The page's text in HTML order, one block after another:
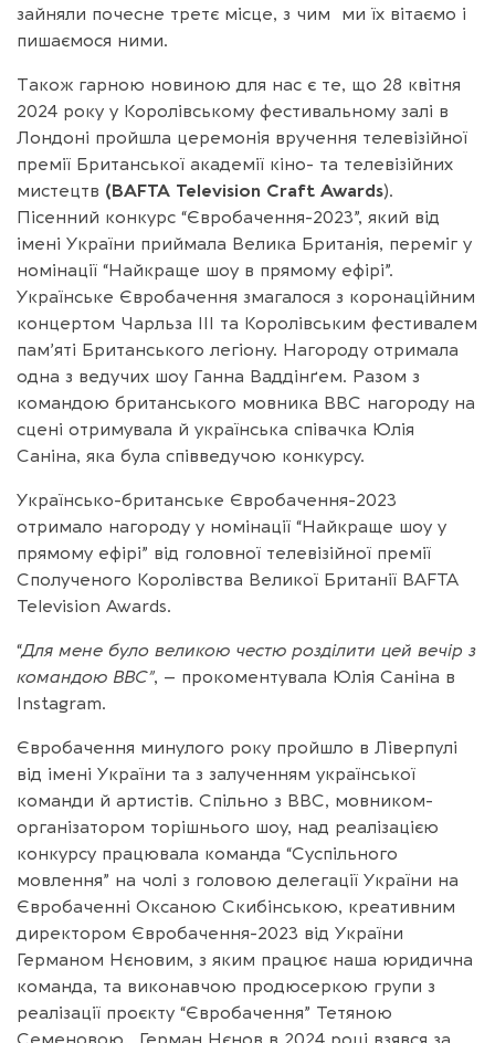
зайняли почесне третє місце, з чим ми їх вітаємо і
пишаємося ними.
Також гарною новиною для нас є те, що 28 квітня
2024 року у Королівському фестивальному залі в
Лондоні пройшла церемонія вручення телевізійної
премії Британської академії кіно- та телевізійних
мистецтв (BAFTA Television Craft Awards).
Пісенний конкурс “Євробачення-2023”, який від
імені України приймала Велика Британія, переміг у
номінації “Найкраще шоу в прямому ефірі”.
Українське Євробачення змагалося з коронаційним
концертом Чарльза ІІІ та Королівським фестивалем
пам’яті Британського легіону. Нагороду отримала
одна з ведучих шоу Ганна Ваддінґем. Разом з
командою британського мовника BBC нагороду на
сцені отримувала й українська співачка Юлія
Саніна, яка була співведучою конкурсу.
Українсько-британське Євробачення-2023
отримало нагороду у номінації “Найкраще шоу у
прямому ефірі” від головної телевізійної премії
Сполученого Королівства Великої Британії BAFTA
Television Awards.
“Для мене було великою честю розділити цей вечір з
командою BBC”, – прокоментувала Юлія Саніна в
Instagram.
Євробачення минулого року пройшло в Ліверпулі
від імені України та з залученням української
команди й артистів. Спільно з BBC, мовником-
організатором торішнього шоу, над реалізацією
конкурсу працювала команда “Суспільного
мовлення” на чолі з головою делегації України на
Євробаченні Оксаною Скибінською, креативним
директором Євробачення-2023 від України
Германом Нєновим, з яким працює наша юридична
команда, та виконавчою продюсеркою групи з
реалізації проєкту “Євробачення” Тетяною